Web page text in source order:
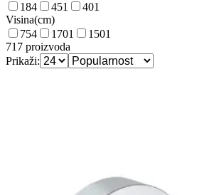
184 451 401
Visina(cm)
754 1701 1501
717 proizvoda
Prikaži: